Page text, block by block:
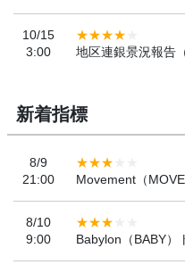
10/15
3:00
地区連銀景況報告
新着指標
8/9
21:00
Movement（
8/10
9:00
Babylon（BABY）